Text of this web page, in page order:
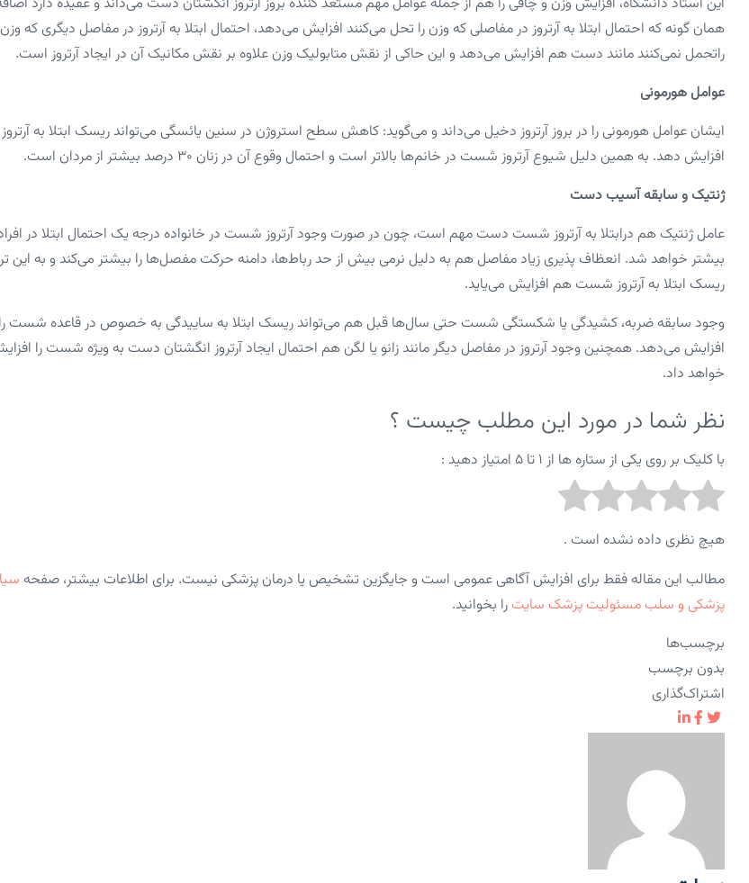
همان گونه که احتمال ابتلا به آرتروز در مفاصلی که وزن را تحل می‌کنند افزایش می‌دهد، احتمال ابتلا به آرتروز در مفاصل دیگری که وزن
راتحمل نمی‌کنند مانند دست هم افزایش می‌دهد و این حاکی از نقش متابولیک وزن علاوه بر نقش مکانیک آن در ایجاد آرتروز است.
عوامل هورمونی
ایشان عوامل هورمونی را در بروز آرتروز دخیل می‌داند و می‌گوید: کاهش سطح استروژن در سنین یائسگی می‌تواند ریسک ابتلا به آرتروز
افزایش دهد. به همین دلیل شیوع آرتروز شست در خانم‌ها بالاتر است و احتمال وقوع آن در زنان ۳۰ درصد بیشتر از مردان است.
ژنتیک و سابقه آسیب دست
عامل ژنتیک هم درابتلا به آرتروز شست دست مهم است، چون در صورت وجود آرتروز شست در خانواده درجه یک احتمال ابتلا در
بیشتر خواهد شد. انعظاف پذیری زیاد مفاصل هم به دلیل نرمی بیش از حد رباط‌ها، دامنه حرکت مفصل‌ها را بیشتر می‌کند و به این
ریسک ابتلا به آرتروز شست هم افزایش می‌یاید.
وجود سابقه ضربه، کشیدگی یا شکستگی شست حتی سال‌ها قبل هم می‌تواند ریسک ابتلا به ساییدگی به خصوص در قاعده شست را
افزایش می‌دهد. همچنین وجود آرتروز در مفاصل دیگر مانند زانو یا لگن هم احتمال ایجاد آرتروز انگشتان دست به ویژه شست را
خواهد داد.
نظر شما در مورد این مطلب چیست ؟
با کلیک بر روی یکی از ستاره ها از ۱ تا ۵ امتیاز دهید :
هیچ نظری داده نشده است .
مطالب این مقاله فقط برای افزایش آگاهی عمومی است و جایگزین تشخیص یا درمان پزشکی نیست. برای اطلاعات بیشتر، صفحه
پزشکی و سلب مسئولیت پزشک سایت را بخوانید.
برچسب‌ها
بدون برچسب
اشتراک‌گذاری